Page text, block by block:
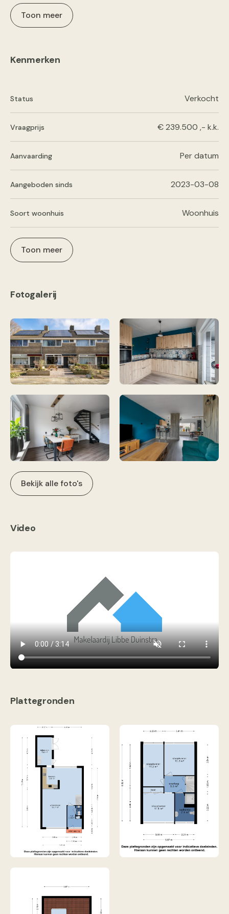
Toon meer
Kenmerken
Status Verkocht
Vraagprijs € 239.500 ,- k.k.
Aanvaarding Per datum
Aangeboden sinds 2023-03-08
Soort woonhuis Woonhuis
Toon meer
Fotogalerij
Bekijk alle foto's
Video
Plattegronden